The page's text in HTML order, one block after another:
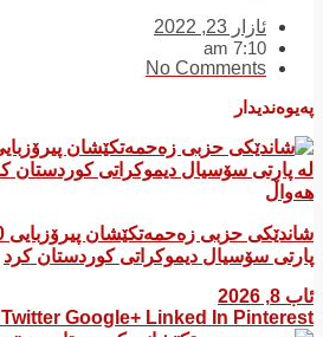
ئازار 23, 2022
7:10 am
No Comments
پەیوەندیدار
هەواڵ
پارتی سۆسیال دیموکراتی کوردستان کرد
ئاب 8, 2026
Twitter Google+ Linked In Pinterest